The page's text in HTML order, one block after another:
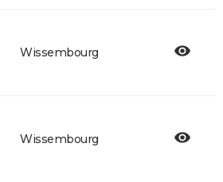
Wissembourg
Wissembourg